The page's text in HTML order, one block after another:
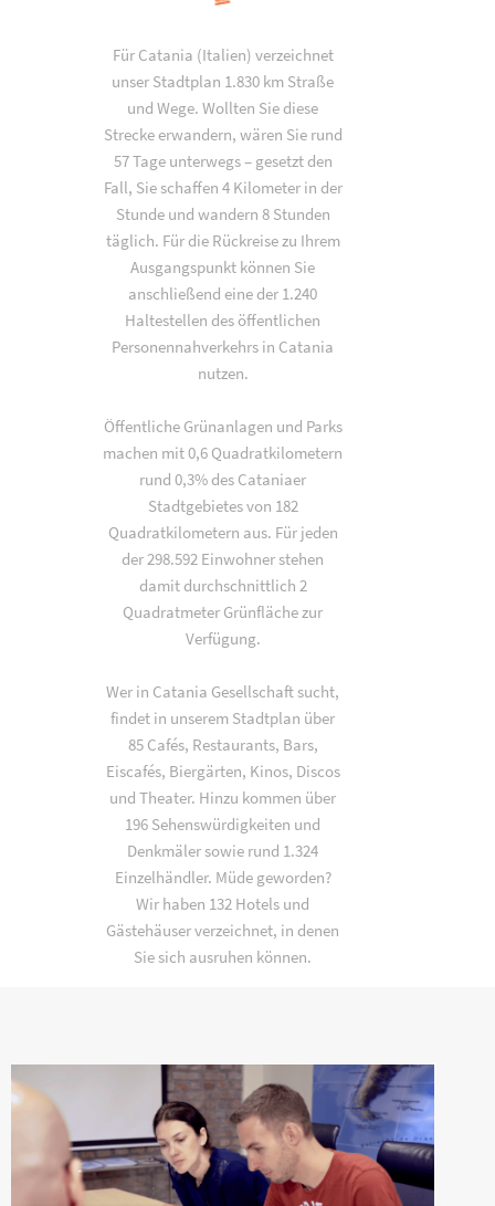
Für Catania (Italien) verzeichnet
unser Stadtplan 1.830 km Straße
und Wege. Wollten Sie diese
Strecke erwandern, wären Sie rund
57 Tage unterwegs – gesetzt den
Fall, Sie schaffen 4 Kilometer in der
Stunde und wandern 8 Stunden
täglich. Für die Rückreise zu Ihrem
Ausgangspunkt können Sie
anschließend eine der 1.240
Haltestellen des öffentlichen
Personennahverkehrs in Catania
nutzen.
Öffentliche Grünanlagen und Parks
machen mit 0,6 Quadratkilometern
rund 0,3% des Cataniaer
Stadtgebietes von 182
Quadratkilometern aus. Für jeden
der 298.592 Einwohner stehen
damit durchschnittlich 2
Quadratmeter Grünfläche zur
Verfügung.
Wer in Catania Gesellschaft sucht,
findet in unserem Stadtplan über
85 Cafés, Restaurants, Bars,
Eiscafés, Biergärten, Kinos, Discos
und Theater. Hinzu kommen über
196 Sehenswürdigkeiten und
Denkmäler sowie rund 1.324
Einzelhändler. Müde geworden?
Wir haben 132 Hotels und
Gästehäuser verzeichnet, in denen
Sie sich ausruhen können.